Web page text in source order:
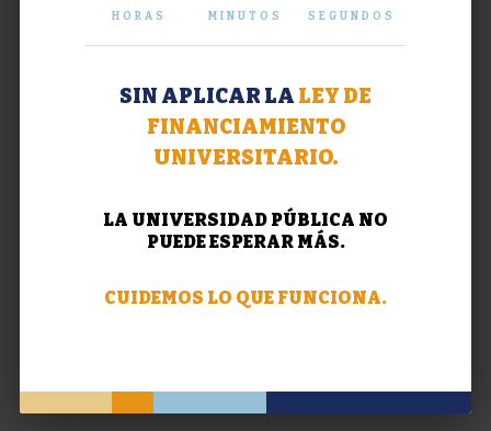
HORAS MINUTOS SEGUNDOS
SIN APLICAR LA LEY DE
FINANCIAMIENTO
UNIVERSITARIO.
LA UNIVERSIDAD PÚBLICA NO
PUEDE ESPERAR MÁS.
CUIDEMOS LO QUE FUNCIONA.